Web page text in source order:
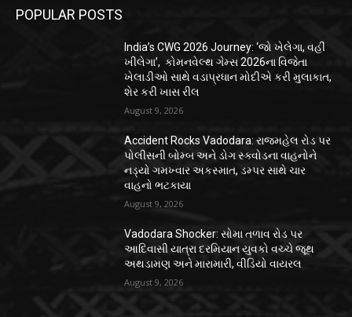
POPULAR POSTS
India’s CWG 2026 Journey: ‘જો ખેલેગા, વહીં
ખીલેગા’, કોમનવેલ્થ ગેમ્સ 2026ના વિજેતા
ખેલાડીઓ સાથે વડાપ્રધાન મોદીએ કરી મુલાકાત,
શેર કરી ખાસ રીલ
August 9, 2026
Accident Rocks Vadodara: રાજમહેલ રોડ પર
પોલીસની બોમ્બ અને ડોગ સ્ક્વોડના વાહનોને
નડ્યો ગમખ્વાર અકસ્માત, ડમ્પર સાથે ચાર
વાહનો ભટકાયા
August 9, 2026
Vadodara Shocker: સોમા તળાવ રોડ પર
આદિવાસી યાત્રા દરમિયાન યુવકો વચ્ચે જૂથ
અથડામણ અને મારામારી, વીડિયો વાયરલ
August 9, 2026